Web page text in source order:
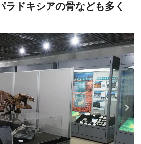
ラドキシアの骨なども多く